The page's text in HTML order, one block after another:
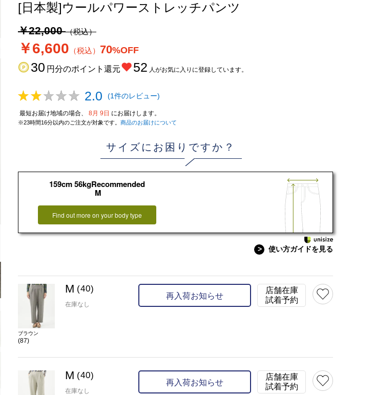
在庫 M(40) × L(42) ×
[日本製]ウールパワーストレッチパンツ
￥22,000（税込）
￥6,600 （税込） 70%OFF
30 円分のポイント還元 52 人がお気に入りに登録しています。
2.0 (1件のレビュー)
最短お届け地域の場合、 8月 9日 にお届けします。
※23時間16分以内のご注文が対象です。 商品のお届けについて
サイズにお困りですか？
159cm 56kgRecommended
M
Find out more on your body type
> 使い方ガイドを見る
ブラウン
(87)
M (40)
在庫なし
再入荷お知らせ
店舗在庫
試着予約
M (40)
在庫なし
再入荷お知らせ
店舗在庫
試着予約